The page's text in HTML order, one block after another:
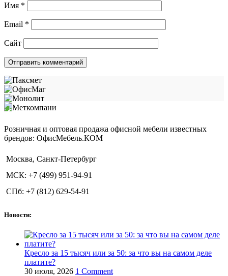
Имя *
Email *
Сайт
Розничная и оптовая продажа офисной мебели известных
брендов: ОфисМебель.КОМ
Москва, Санкт-Петербург
МСК: +7 (499) 951-94-91
СПб: +7 (812) 629-54-91
Новости:
Кресло за 15 тысяч или за 50: за что вы на самом деле
платите?
30 июля, 2026 1 Comment